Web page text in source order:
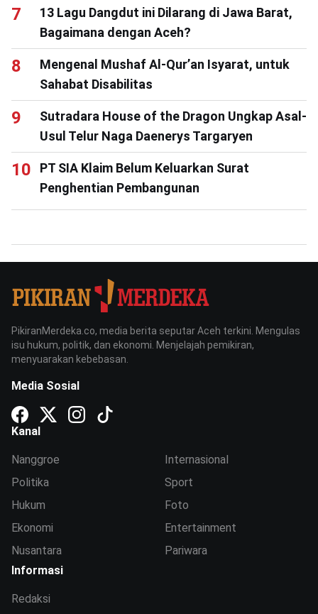
13 Lagu Dangdut ini Dilarang di Jawa Barat,
Bagaimana dengan Aceh?
Mengenal Mushaf Al-Qur’an Isyarat, untuk
Sahabat Disabilitas
Sutradara House of the Dragon Ungkap Asal-
Usul Telur Naga Daenerys Targaryen
PT SIA Klaim Belum Keluarkan Surat
Penghentian Pembangunan
PikiranMerdeka.co, media berita seputar Aceh terkini. Mengulas
isu hukum, politik, dan ekonomi. Menjelajah pemikiran,
menyuarakan kebebasan.
Media Sosial
Kanal
Nanggroe
Politika
Hukum
Ekonomi
Nusantara
Internasional
Sport
Foto
Entertainment
Pariwara
Informasi
Redaksi